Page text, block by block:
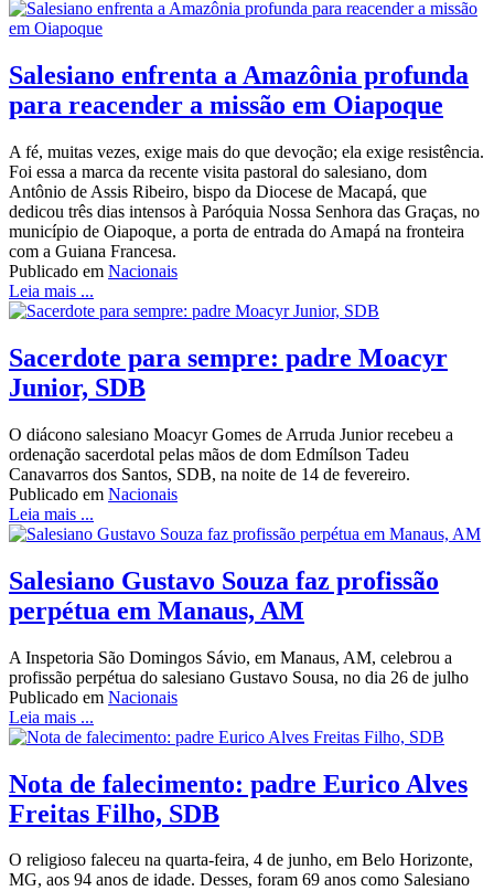
Salesiano enfrenta a Amazônia profunda
para reacender a missão em Oiapoque
A fé, muitas vezes, exige mais do que devoção; ela exige resistência.
Foi essa a marca da recente visita pastoral do salesiano, dom
Antônio de Assis Ribeiro, bispo da Diocese de Macapá, que
dedicou três dias intensos à Paróquia Nossa Senhora das Graças, no
município de Oiapoque, a porta de entrada do Amapá na fronteira
com a Guiana Francesa.
Publicado em Nacionais
Leia mais ...
Sacerdote para sempre: padre Moacyr
Junior, SDB
O diácono salesiano Moacyr Gomes de Arruda Junior recebeu a
ordenação sacerdotal pelas mãos de dom Edmílson Tadeu
Canavarros dos Santos, SDB, na noite de 14 de fevereiro.
Publicado em Nacionais
Leia mais ...
Salesiano Gustavo Souza faz profissão
perpétua em Manaus, AM
A Inspetoria São Domingos Sávio, em Manaus, AM, celebrou a
profissão perpétua do salesiano Gustavo Sousa, no dia 26 de julho
Publicado em Nacionais
Leia mais ...
Nota de falecimento: padre Eurico Alves
Freitas Filho, SDB
O religioso faleceu na quarta-feira, 4 de junho, em Belo Horizonte,
MG, aos 94 anos de idade. Desses, foram 69 anos como Salesiano